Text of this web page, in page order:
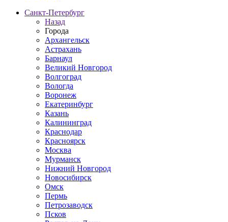
Санкт-Петербург
Назад
Города
Архангельск
Астрахань
Барнаул
Великий Новгород
Волгоград
Вологда
Воронеж
Екатеринбург
Казань
Калининград
Краснодар
Красноярск
Москва
Мурманск
Нижний Новгород
Новосибирск
Омск
Пермь
Петрозаводск
Псков